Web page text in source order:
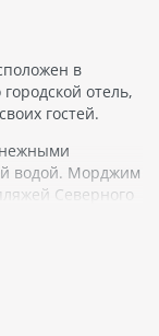
в
отель,
гостей.
водой. Морджим
Северного
флору и
Гости отеля